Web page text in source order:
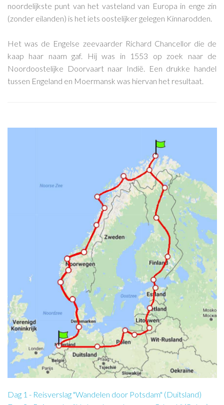
noordelijkste punt van het vasteland van Europa in enge zin
(zonder eilanden) is het iets oostelijker gelegen Kinnarodden.
Het was de Engelse zeevaarder Richard Chancellor die de
kaap haar naam gaf. Hij was in 1553 op zoek naar de
Noordoostelijke Doorvaart naar Indië. Een drukke handel
tussen Engeland en Moermansk was hiervan het resultaat.
Dag 1 - Reisverslag "Wandelen door Potsdam" (Duitsland)